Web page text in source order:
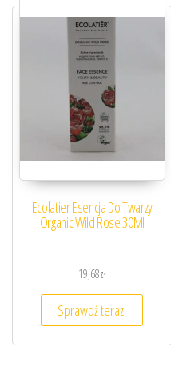
Ecolatier Esencja Do Twarzy
Organic Wild Rose 30Ml
19,68zł
Sprawdź teraz!